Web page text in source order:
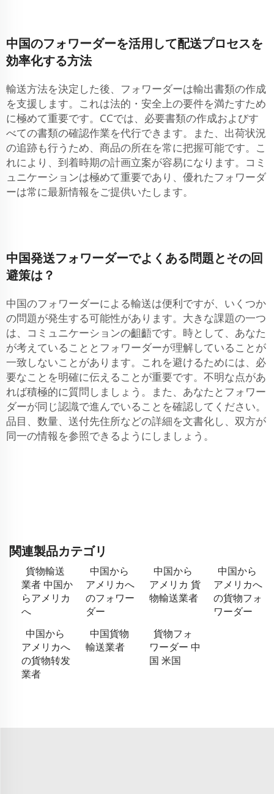
中国のフォワーダーを活用して配送プロセスを
効率化する方法
輸送方法を決定した後、フォワーダーは輸出書類の作成
を支援します。これは法的・安全上の要件を満たすため
に極めて重要です。CCでは、必要書類の作成およびす
べての書類の確認作業を代行できます。また、出荷状況
の追跡も行うため、商品の所在を常に把握可能です。こ
れにより、到着時期の計画立案が容易になります。コミ
ュニケーションは極めて重要であり、優れたフォワーダ
ーは常に最新情報をご提供いたします。
中国発送フォワーダーでよくある問題とその回
避策は？
中国のフォワーダーによる輸送は便利ですが、いくつか
の問題が発生する可能性があります。大きな課題の一つ
は、コミュニケーションの齟齬です。時として、あなた
が考えていることとフォワーダーが理解していることが
一致しないことがあります。これを避けるためには、必
要なことを明確に伝えることが重要です。不明な点があ
れば積極的に質問しましょう。また、あなたとフォワー
ダーが同じ認識で進んでいることを確認してください。
品目、数量、送付先住所などの詳細を文書化し、双方が
同一の情報を参照できるようにしましょう。
関連製品カテゴリ
貨物輸送
業者 中国か
らアメリカ
へ
中国から
アメリカへ
のフォワー
ダー
中国から
アメリカ 貨
物輸送業者
中国から
アメリカへ
の貨物フォ
ワーダー
中国から
アメリカへ
の貨物转发
業者
中国貨物
輸送業者
貨物フォ
ワーダー 中
国 米国